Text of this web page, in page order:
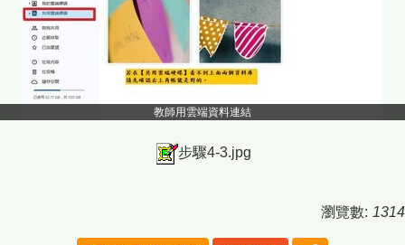
教師用雲端資料連結
步驟4-3.jpg
瀏覽數: 1314